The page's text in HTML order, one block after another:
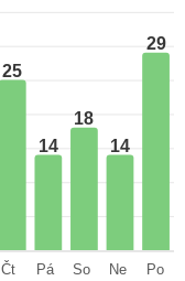
25
14
18
14
29
Čt
Pá
So
Ne
Po